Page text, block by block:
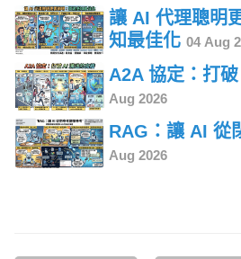
讓 AI 代理聰明
知最佳化 04 Aug
A2A 協定：打
Aug 2026
RAG：讓 AI 從
Aug 2026